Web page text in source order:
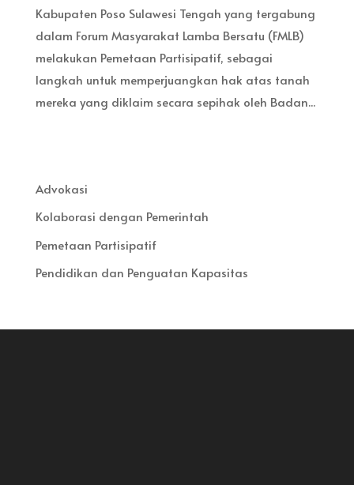
Kabupaten Poso Sulawesi Tengah yang tergabung
dalam Forum Masyarakat Lamba Bersatu (FMLB)
melakukan Pemetaan Partisipatif, sebagai
langkah untuk memperjuangkan hak atas tanah
mereka yang diklaim secara sepihak oleh Badan...
Advokasi
Kolaborasi dengan Pemerintah
Pemetaan Partisipatif
Pendidikan dan Penguatan Kapasitas